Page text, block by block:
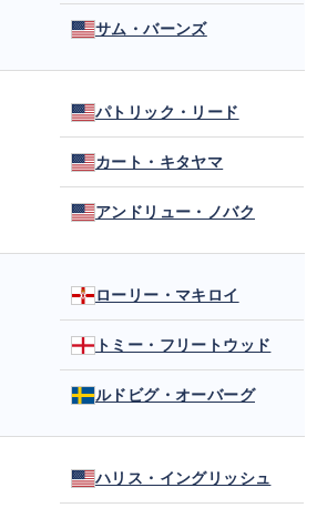
サム・バーンズ
パトリック・リード
カート・キタヤマ
アンドリュー・ノバク
ローリー・マキロイ
トミー・フリートウッド
ルドビグ・オーバーグ
ハリス・イングリッシュ